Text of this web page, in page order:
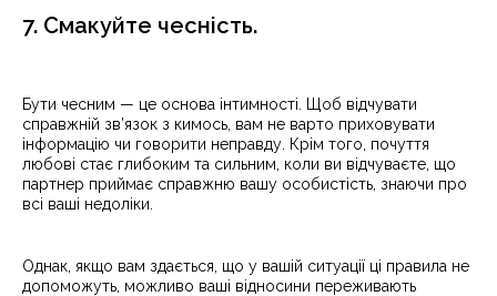
7. Смакуйте чесність.
Бути чесним — це основа інтимності. Щоб відчувати
справжній зв’язок з кимось, вам не варто приховувати
інформацію чи говорити неправду. Крім того, почуття
любові стає глибоким та сильним, коли ви відчуваєте, що
партнер приймає справжню вашу особистість, знаючи про
всі ваші недоліки.
Однак, якщо вам здається, що у вашій ситуації ці правила не
допоможуть, можливо ваші відносини переживають